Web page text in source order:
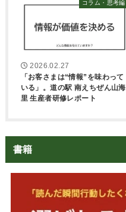
コラム・思考編
2026.02.27
「お客さまは“情報”を味わって
いる」。道の駅 南えちぜん山海
里 生産者研修レポート
書籍